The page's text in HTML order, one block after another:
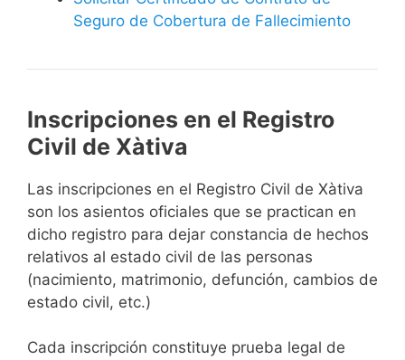
Seguro de Cobertura de Fallecimiento
Inscripciones en el Registro
Civil de Xàtiva
Las inscripciones en el Registro Civil de Xàtiva
son los asientos oficiales que se practican en
dicho registro para dejar constancia de hechos
relativos al estado civil de las personas
(nacimiento, matrimonio, defunción, cambios de
estado civil, etc.)
Cada inscripción constituye prueba legal de